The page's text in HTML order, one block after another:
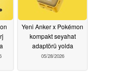
Yeni Anker x Pokémon
kompakt seyahat
adaptörü yolda
05/28/2026